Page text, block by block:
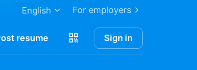
For employers
English
resume Sign in